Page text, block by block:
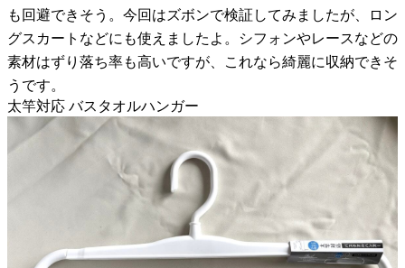
も回避できそう。今回はズボンで検証してみましたが、ロン
グスカートなどにも使えましたよ。シフォンやレースなどの
素材はずり落ち率も高いですが、これなら綺麗に収納できそ
うです。
太竿対応 バスタオルハンガー